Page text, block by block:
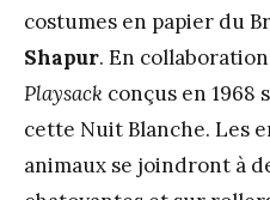
costumes en papier du
Shapur. En
Playsack conçus en
cette Nuit Blanche. Les
animaux se joindront à